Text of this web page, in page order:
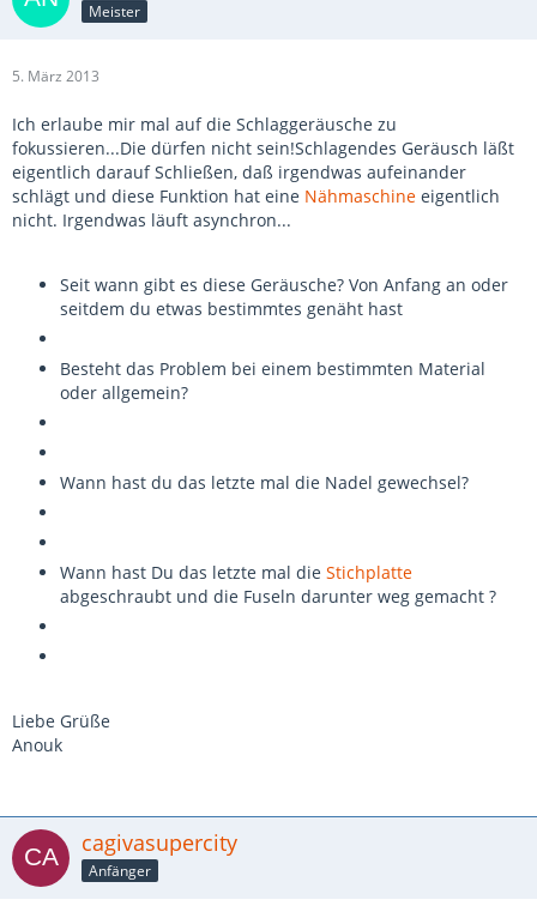
Meister
5. März 2013
Ich erlaube mir mal auf die Schlaggeräusche zu
fokussieren...Die dürfen nicht sein!Schlagendes Geräusch läßt
eigentlich darauf Schließen, daß irgendwas aufeinander
schlägt und diese Funktion hat eine Nähmaschine eigentlich
nicht. Irgendwas läuft asynchron...
Seit wann gibt es diese Geräusche? Von Anfang an oder
seitdem du etwas bestimmtes genäht hast
Besteht das Problem bei einem bestimmten Material
oder allgemein?
Wann hast du das letzte mal die Nadel gewechsel?
Wann hast Du das letzte mal die Stichplatte
abgeschraubt und die Fuseln darunter weg gemacht ?
Liebe Grüße
Anouk
cagivasupercity
Anfänger